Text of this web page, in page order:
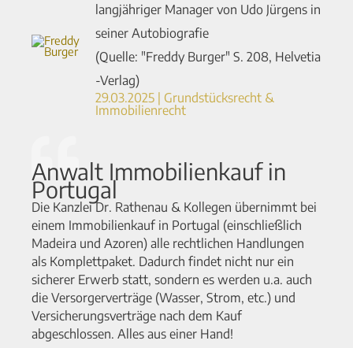
langjähriger Manager von Udo Jürgens in
seiner Autobiografie
(Quelle: "Freddy Burger" S. 208, Helvetia
-Verlag)
29.03.2025 | Grundstücksrecht &
Immobilienrecht
Anwalt Immobilienkauf in
Portugal
Die Kanzlei Dr. Rathenau & Kollegen übernimmt bei
einem Immobilienkauf in Portugal (einschließlich
Madeira und Azoren) alle rechtlichen Handlungen
als Komplettpaket. Dadurch findet nicht nur ein
sicherer Erwerb statt, sondern es werden u.a. auch
die Versorgerverträge (Wasser, Strom, etc.) und
Versicherungsverträge nach dem Kauf
abgeschlossen. Alles aus einer Hand!